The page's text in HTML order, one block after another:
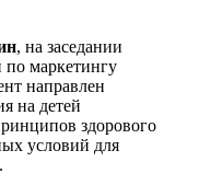
, на заседании
по маркетингу
направлен
на детей
здорового
условий для